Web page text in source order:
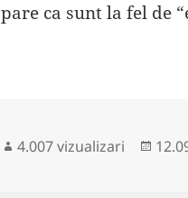
pare ca sunt la fel de
4.007 vizualizari